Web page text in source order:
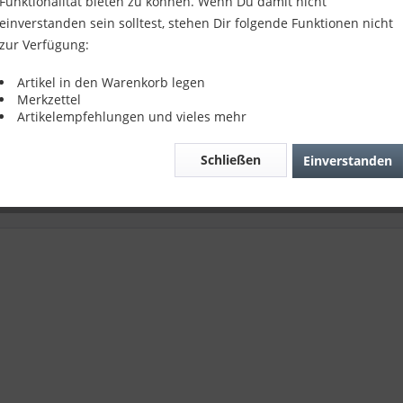
der Suche nach dem passenden Artikel?
Serviceteam hilft Ihnen gerne weiter:
04422 996 814 01
info@parts4repair.de
Mo., Mi., Fr. 10:30 - 16:00 Uhr, Di., Do. 13:00 - 18:00 Uhr
einverstanden sein solltest, stehen Dir folgende Funktionen nicht
zur Verfügung:
Artikel in den Warenkorb legen
Merkzettel
Artikelempfehlungen und vieles mehr
Einverstanden
Schließen